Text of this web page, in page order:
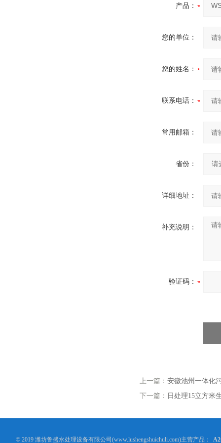
产品：
您的单位：
您的姓名：
联系电话：
常用邮箱：
省份：
详细地址：
补充说明：
验证码：
上一篇： 安徽池州一体化
下一篇： 日处理15立方米
© 2019 潍坊鲁盛水处理设备有限公司(www.lushengshuichuli.com)主营产品：